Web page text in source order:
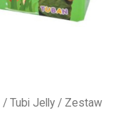
/ Tubi Jelly / Zestaw